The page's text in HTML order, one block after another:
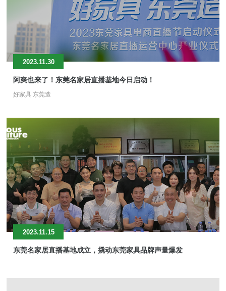
2023.11.30
阿爽也来了！东莞名家居直播基地今日启动！
好家具 东莞造
2023.11.15
东莞名家居直播基地成立，撬动东莞家具品牌声量爆发